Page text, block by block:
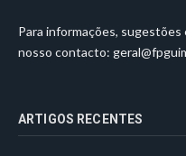
Para informações,
nosso contacto:
ARTIGOS RECENTES